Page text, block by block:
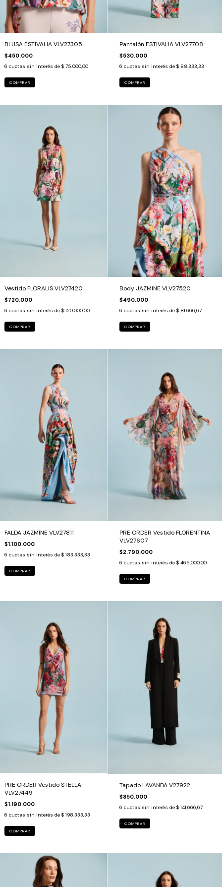
BLUSA ESTIVALIA VLV27305
$450.000
6 cuotas sin interés de $ 75.000,00
COMPRAR
Pantalón ESTIVALIA VLV27708
$530.000
6 cuotas sin interés de $ 88.333,33
COMPRAR
Vestido FLORALIS VLV27420
$720.000
6 cuotas sin interés de $ 120.000,00
COMPRAR
Body JAZMINE VLV27520
$490.000
6 cuotas sin interés de $ 81.666,67
COMPRAR
FALDA JAZMINE VLV27811
$1.100.000
6 cuotas sin interés de $ 183.333,33
COMPRAR
PRE ORDER Vestido FLORENTINA
VLV27607
$2.790.000
6 cuotas sin interés de $ 465.000,00
COMPRAR
PRE ORDER Vestido STELLA
VLV27449
$1.190.000
6 cuotas sin interés de $ 198.333,33
COMPRAR
Tapado LAVANDA V27922
$850.000
6 cuotas sin interés de $ 141.666,67
COMPRAR